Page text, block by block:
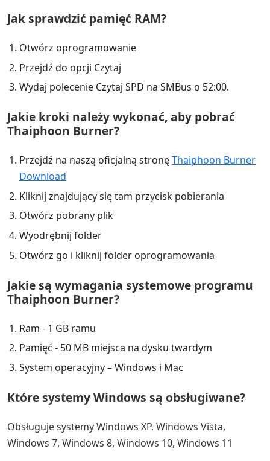
Jak sprawdzić pamięć RAM?
Otwórz oprogramowanie
Przejdź do opcji Czytaj
Wydaj polecenie Czytaj SPD na SMBus o 52:00.
Jakie kroki należy wykonać, aby pobrać
Thaiphoon Burner?
Przejdź na naszą oficjalną stronęThaiphoon Burner
Download
Kliknij znajdujący się tam przycisk pobierania
Otwórz pobrany plik
Wyodrębnij folder
Otwórz go i kliknij folder oprogramowania
Jakie są wymagania systemowe programu
Thaiphoon Burner?
Ram - 1 GB ramu
Pamięć - 50 MB miejsca na dysku twardym
System operacyjny – Windows i Mac
Które systemy Windows są obsługiwane?
Obsługuje systemy Windows XP, Windows Vista,
Windows 7, Windows 8, Windows 10, Windows 11